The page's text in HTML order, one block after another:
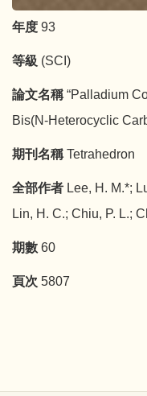
年度 93
等級 (SCI)
論文名稱 “Palladium
Bis(N-Heterocyclic
期刊名稱 Tetrahedron
全部作者 Lee, H. M.*;
Lin, H. C.; Chiu, P. L.;
期數 60
頁次 5807